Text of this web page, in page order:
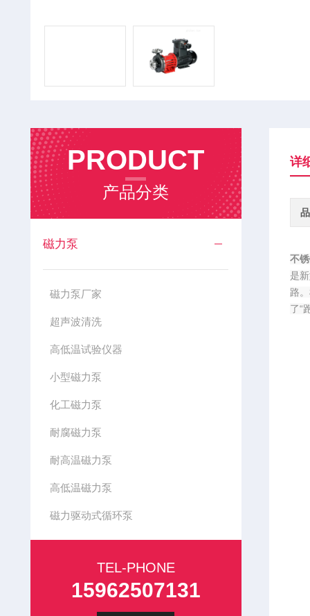
PRODUCT
产品分类
磁力泵
磁力泵厂家
超声波清洗
高低温试验仪器
小型磁力泵
化工磁力泵
耐腐磁力泵
耐高温磁力泵
高低温磁力泵
磁力驱动式循环泵
TEL-PHONE
15962507131
详
不
是
路
了“